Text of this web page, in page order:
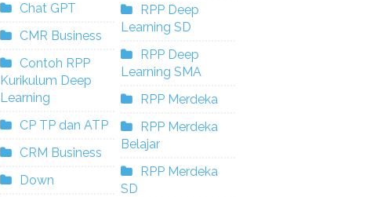
Chat GPT
CMR Business
Contoh RPP
Kurikulum Deep
Learning
CP TP dan ATP
CRM Business
Down
RPP Deep
Learning SD
RPP Deep
Learning SMA
RPP Merdeka
RPP Merdeka
Belajar
RPP Merdeka
SD